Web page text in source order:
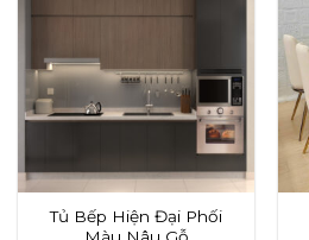
Tủ Bếp Hiện Đại Phối